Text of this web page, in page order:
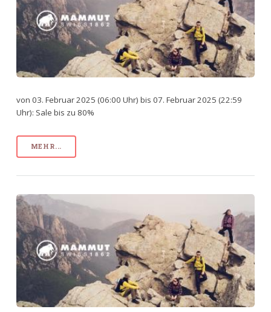
von 03. Februar 2025 (06:00 Uhr) bis 07. Februar 2025 (22:59
Uhr): Sale bis zu 80%
MEHR...